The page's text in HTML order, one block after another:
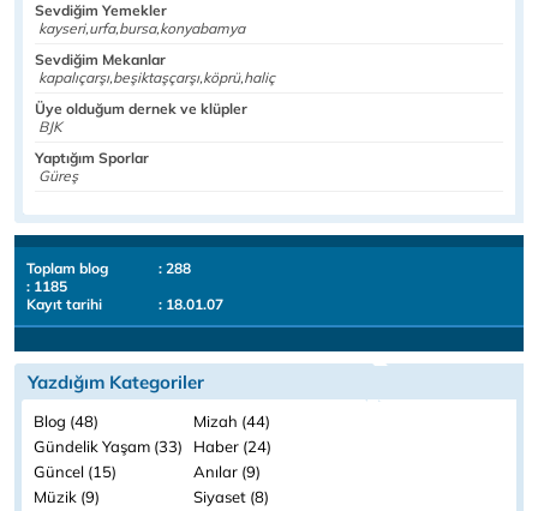
Sevdiğim Yemekler
kayseri,urfa,bursa,konyabamya
Sevdiğim Mekanlar
kapalıçarşı,beşiktaşçarşı,köprü,haliç
Üye olduğum dernek ve klüpler
BJK
Yaptığım Sporlar
Güreş
Toplam blog
: 288
: 1185
Kayıt tarihi
: 18.01.07
Yazdığım Kategoriler
Blog (48)
Mizah (44)
Gündelik Yaşam (33)
Haber (24)
Güncel (15)
Anılar (9)
Müzik (9)
Siyaset (8)